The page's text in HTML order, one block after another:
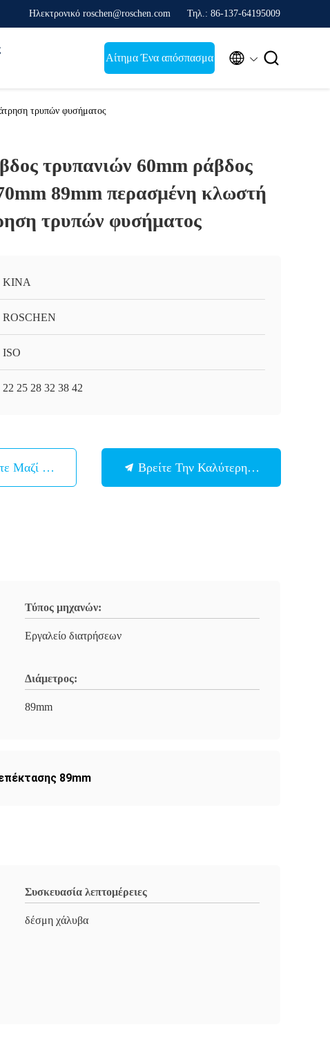
Ηλεκτρονικό roschen@roschen.com Τηλ.: 86-137-64195009
Αίτημα Ένα απόσπασμα  
τρυπών φυσήματος
τρυπανιών 60mm ράβδος
89mm περασμένη κλωστή
τρυπών φυσήματος
ΚΙΝΑ
ROSCHEN
ISO
22 25 28 32 38 42
Μαζί Μας Βρείτε Την Καλύτερη Τιμή
Τύπος μηχανών:
Εργαλείο διατρήσεων
Διάμετρος:
89mm
89mm
Συσκευασία λεπτομέρειες
δέσμη χάλυβα